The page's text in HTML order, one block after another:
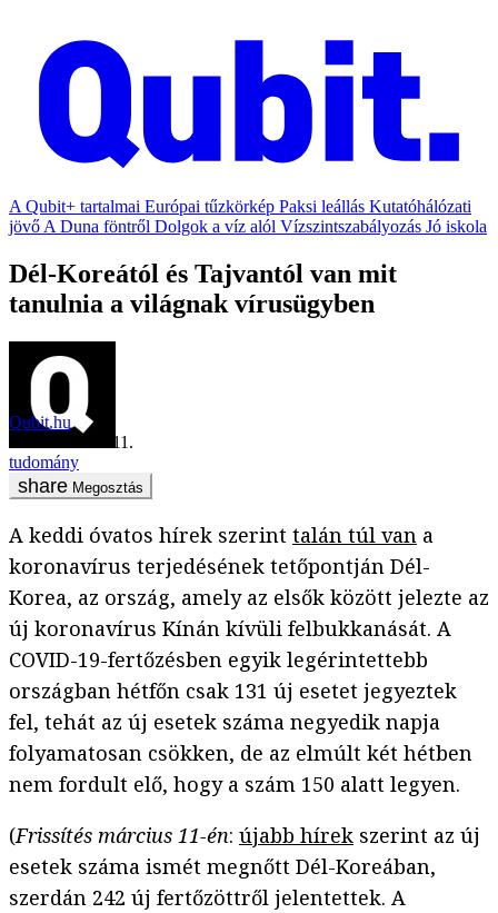
A Qubit+ tartalmai Európai tűzkörkép Paksi leállás Kutatóhálózati
jövő A Duna föntről Dolgok a víz alól Vízszintszabályozás Jó iskola
Dél-Koreától és Tajvantól van mit
tanulnia a világnak vírusügyben
Qubit.hu
2020. március 11.
tudomány
Megosztás
A keddi óvatos hírek szerint talán túl van a
koronavírus terjedésének tetőpontján Dél-
Korea, az ország, amely az elsők között jelezte az
új koronavírus Kínán kívüli felbukkanását. A
COVID-19-fertőzésben egyik legérintettebb
országban hétfőn csak 131 új esetet jegyeztek
fel, tehát az új esetek száma negyedik napja
folyamatosan csökken, de az elmúlt két hétben
nem fordult elő, hogy a szám 150 alatt legyen.
(Frissítés március 11-én: újabb hírek szerint az új
esetek száma ismét megnőtt Dél-Koreában,
szerdán 242 új fertőzöttről jelentettek. A